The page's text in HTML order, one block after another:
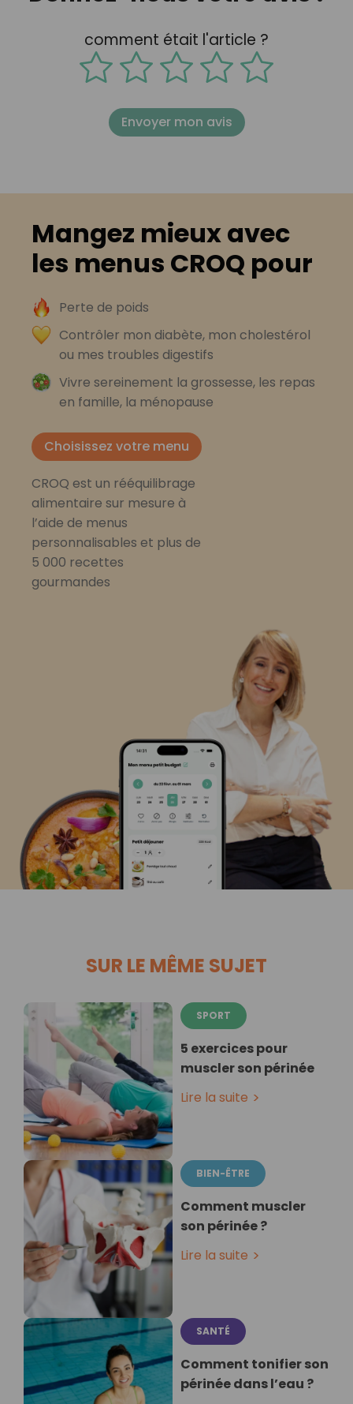
comment était l'article ?
Envoyer mon avis
Mangez mieux avec
les menus CROQ pour
Perte de poids
Contrôler mon diabète, mon cholestérol
ou mes troubles digestifs
Vivre sereinement la grossesse, les repas
en famille, la ménopause
Choisissez votre menu
CROQ est un rééquilibrage
alimentaire sur mesure à
l’aide de menus
personnalisables et plus de
5 000 recettes
gourmandes
SUR LE MÊME SUJET
SPORT
5 exercices pour
muscler son périnée
Lire la suite
BIEN-ÊTRE
Comment muscler
son périnée ?
Lire la suite
SANTÉ
Comment tonifier son
périnée dans l’eau ?